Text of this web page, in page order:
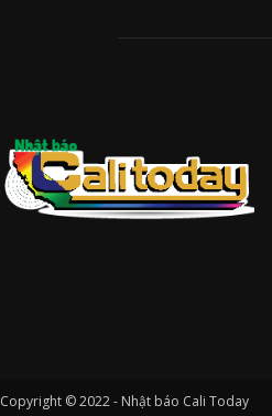
Copyright © 2022 - Nhật báo Cali Today